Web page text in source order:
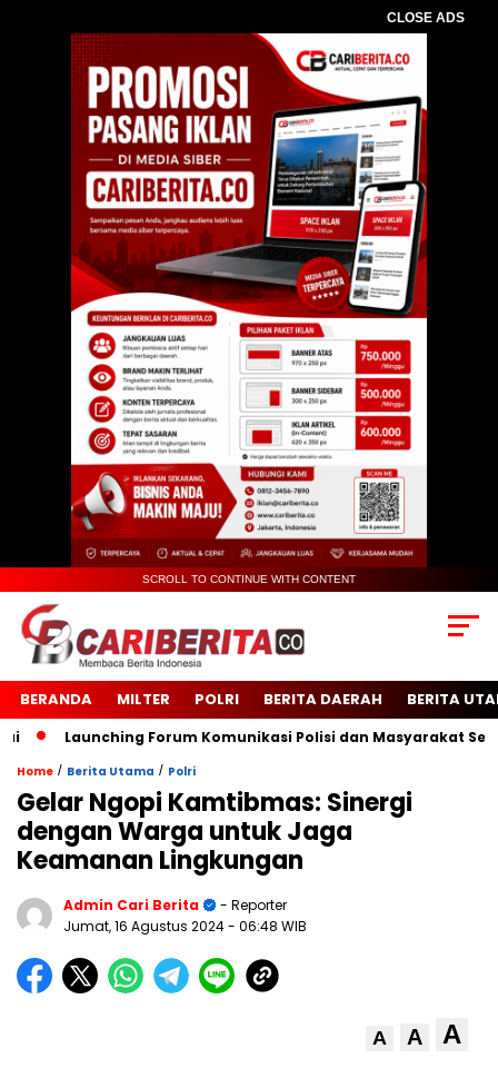
CLOSE ADS
SCROLL TO CONTINUE WITH CONTENT
BERANDA MILTER POLRI BERITA DAERAH BERITA
Launching Forum Komunikasi Polisi dan Masyarakat Sekolah
Home / Berita Utama / Polri
Gelar Ngopi Kamtibmas: Sinergi
dengan Warga untuk Jaga
Keamanan Lingkungan
Admin Cari Berita
- Reporter
Jumat, 16 Agustus 2024- 06:48 WIB
A A A